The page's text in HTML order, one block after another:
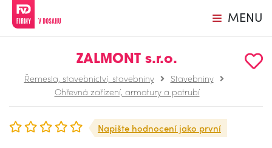
MENU
ZALMONT s.r.o.
Řemesla, stavebnictví, stavebniny
Stavebniny
Ohřevná zařízení, armatury a potrubí
Napište hodnocení jako první